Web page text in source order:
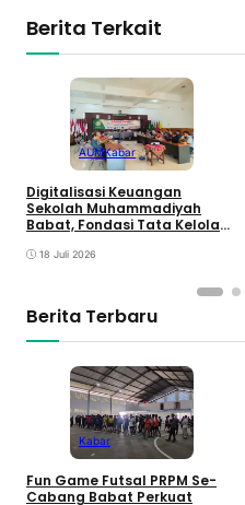
Berita Terkait
AUMKabar
Digitalisasi Keuangan
Sekolah Muhammadiyah
Babat, Fondasi Tata Kelola
18 Juli 2026
Berita Terbaru
Kabar
Fun Game Futsal PRPM Se-
Cabang Babat Perkuat